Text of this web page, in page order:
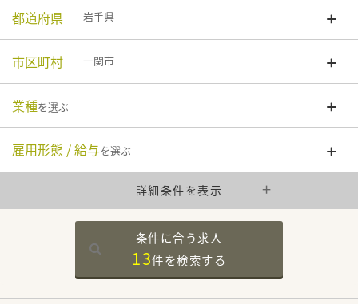
都道府県 岩手県
市区町村 一関市
業種を選ぶ
雇用形態 / 給与を選ぶ
詳細条件を表示
条件に合う求人
13件を検索する